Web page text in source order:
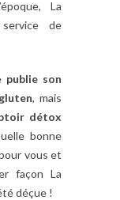
La
de
publie son
, mais
détox
bonne
vous et
façon La
déçue !